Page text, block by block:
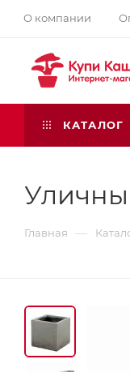
О компании
КАТАЛОГ
Главная —